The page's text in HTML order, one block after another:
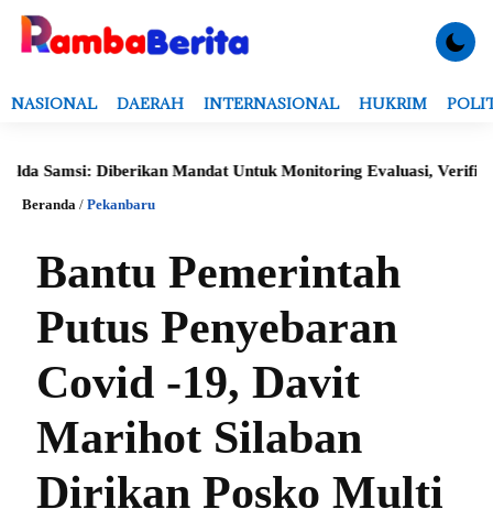
NASIONAL DAERAH INTERNASIONAL HUKRIM
Diberikan Mandat Untuk Monitoring Evaluasi, Verifikasi
Beranda / Pekanbaru
Bantu Pemerintah
Putus Penyebaran
Covid -19, Davit
Marihot Silaban
Dirikan Posko Multi